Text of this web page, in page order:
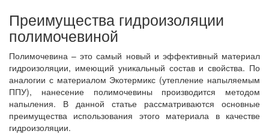
Преимущества гидроизоляции
полимочевиной
Полимочевина – это самый новый и эффективный материал
гидроизоляции, имеющий уникальный состав и свойства. По
аналогии с материалом Экотермикс (утепление напыляемым
ППУ), нанесение полимочевины производится методом
напыления. В данной статье рассматриваются основные
преимущества использования этого материала в качестве
гидроизоляции.